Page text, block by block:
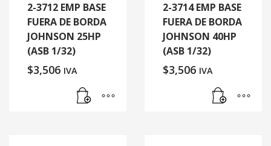
2-3712 EMP BASE
FUERA DE BORDA
JOHNSON 25HP
(ASB 1/32)
$3,506 IVA
2-3714 EMP BASE
FUERA DE BORDA
JOHNSON 40HP
(ASB 1/32)
$3,506 IVA